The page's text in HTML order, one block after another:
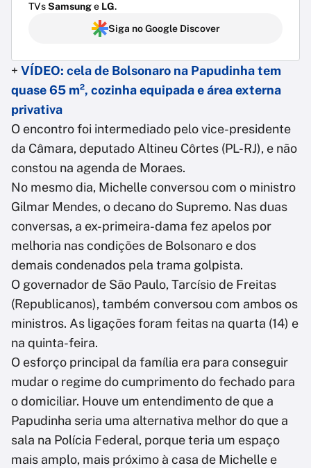
TVsSamsunge LG.
Siga no Google Discover
+ VÍDEO: cela de Bolsonaro na Papudinha tem
quase 65 m², cozinha equipada e área externa
privativa
O encontro foi intermediado pelo vice-presidente
da Câmara, deputado Altineu Côrtes (PL-RJ), e não
constou na agenda de Moraes.
No mesmo dia, Michelle conversou com o ministro
Gilmar Mendes, o decano do Supremo. Nas duas
conversas, a ex-primeira-dama fez apelos por
melhoria nas condições de Bolsonaro e dos
demais condenados pela trama golpista.
O governador de São Paulo, Tarcísio de Freitas
(Republicanos), também conversou com ambos os
ministros. As ligações foram feitas na quarta (14) e
na quinta-feira.
O esforço principal da família era para conseguir
mudar o regime do cumprimento do fechado para
o domiciliar. Houve um entendimento de que a
Papudinha seria uma alternativa melhor do que a
sala na Polícia Federal, porque teria um espaço
mais amplo, mais próximo à casa de Michelle e